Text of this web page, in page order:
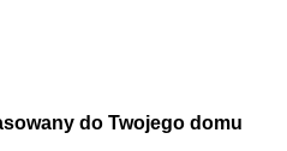
do Twojego domu